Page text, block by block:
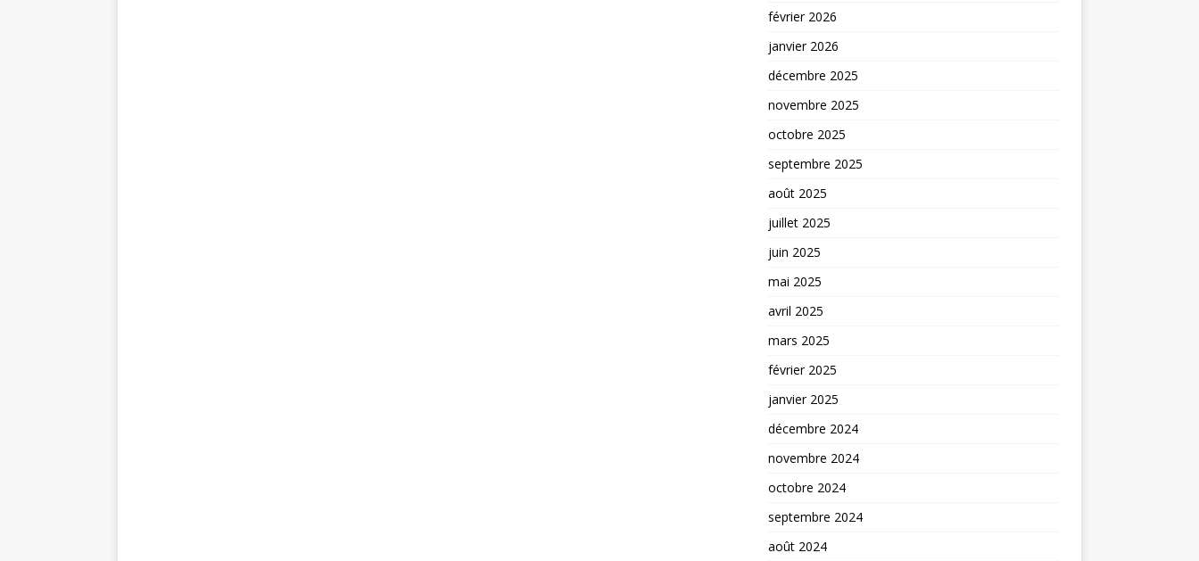
février 2026
janvier 2026
décembre 2025
novembre 2025
octobre 2025
septembre 2025
août 2025
juillet 2025
juin 2025
mai 2025
avril 2025
mars 2025
février 2025
janvier 2025
décembre 2024
novembre 2024
octobre 2024
septembre 2024
août 2024